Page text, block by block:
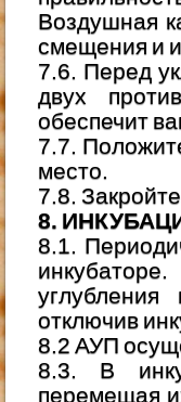
Воздушная
смещения и
7.6. Перед
двух
обеспечит
7.7.
место.
7.8.
8.
8.1.
отключив
8.2 АУП
8.3. В
перемещая